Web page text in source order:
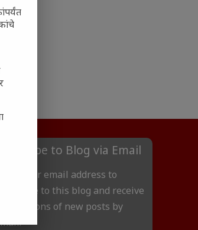
Subscribe to Blog via Email
Enter your email address to
subscribe to this blog and receive
notifications of new posts by